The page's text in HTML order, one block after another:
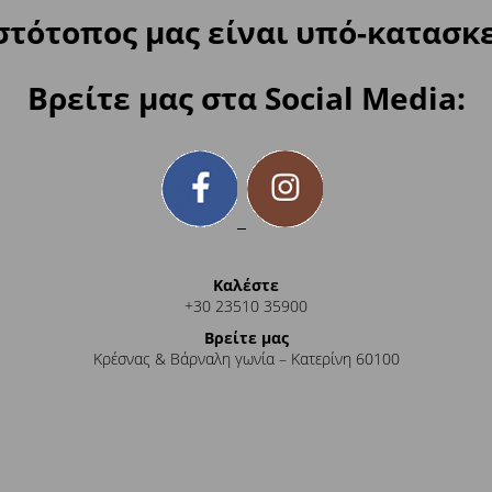
μας είναι υπό-
Βρείτε μας στα Social Media:
Καλέστε
+30 23510 35900
Βρείτε μας
Κρέσνας & Βάρναλη γωνία – Κατερίνη 60100